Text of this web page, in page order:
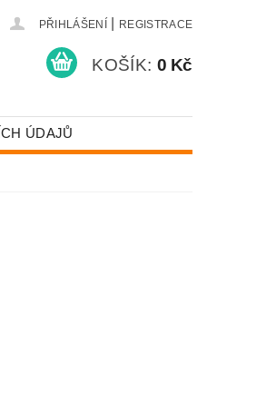
PŘIHLÁŠENÍ REGISTRACE
KOŠÍK: 0 Kč
ÚDAJŮ